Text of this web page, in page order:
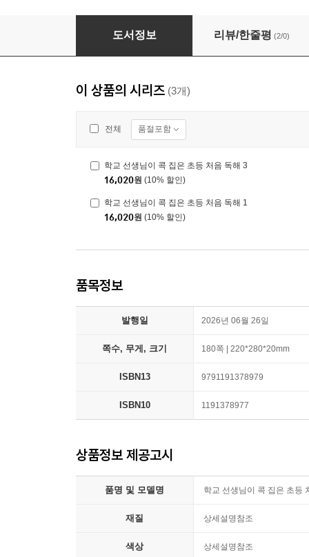
학교 선생님이 콕 집은 초등 처음 독해 3
도서정보 리뷰/한줄평 (2/0)
이 상품의 시리즈 (3개)
전체 품절포함
학교 선생님이 콕 집은 초등 처음 독해 3
16,020원 (10% 할인)
학교 선생님이 콕 집은 초등 처음 독해 1
16,020원 (10% 할인)
품목정보
발행일 2026년 06월 26일
쪽수, 무게, 크기 180쪽 | 220*280*20mm
ISBN13 9791191378979
ISBN10 1191378977
상품정보 제공고시
품명 및 모델명 학교 선생님이 콕 집은 초등
재질 상세설명참조
색상 상세설명참조